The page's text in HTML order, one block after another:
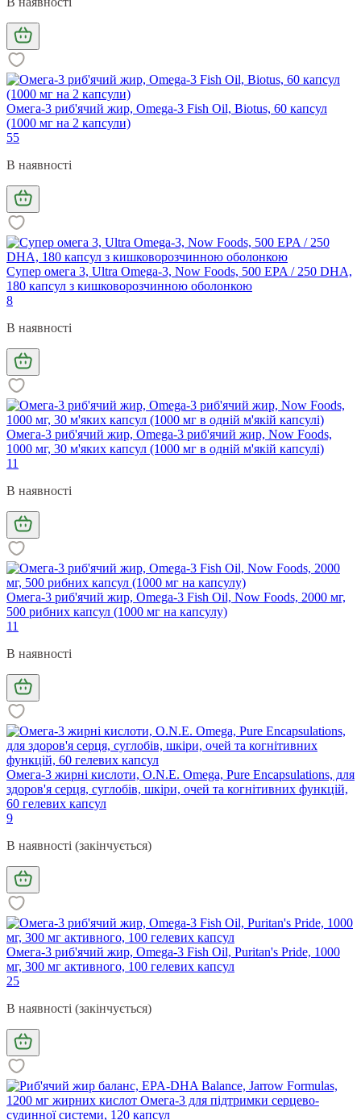
Омега-3 риб'ячий жир, Omega-3 Fish Oil, Biotus, 60 капсул
(1000 мг на 2 капсули)
55
В наявності
Супер омега 3, Ultra Omega-3, Now Foods, 500 EPA / 250 DHA,
180 капсул з кишковорозчинною оболонкою
8
В наявності
Омега-3 риб'ячий жир, Omega-3 риб'ячий жир, Now Foods,
1000 мг, 30 м'яких капсул (1000 мг в одній м'якій капсулі)
11
В наявності
Омега-3 риб'ячий жир, Omega-3 Fish Oil, Now Foods, 2000 мг,
500 рибних капсул (1000 мг на капсулу)
11
В наявності
Омега-3 жирні кислоти, O.N.E. Omega, Pure Encapsulations, для
здоров'я серця, суглобів, шкіри, очей та когнітивних функцій,
60 гелевих капсул
9
В наявності (закінчується)
Омега-3 риб'ячий жир, Omega-3 Fish Oil, Puritan's Pride, 1000
мг, 300 мг активного, 100 гелевих капсул
25
В наявності (закінчується)